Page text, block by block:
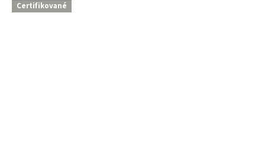
Certifikované